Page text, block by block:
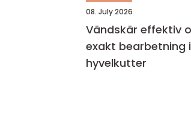
08. July 2026
Vändskär effektiv och
exakt bearbetning i
hyvelkutter